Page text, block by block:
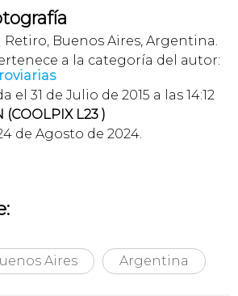
Buenos Aires, Argentina.
a la categoría del autor:
31 de Julio de 2015 a las 14:12
(COOLPIX L23 )
de Agosto de 2024.
Aires Argentina